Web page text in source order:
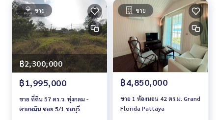
ขาย
฿2,300,000
฿1,995,000
ขาย ที่ดิน 57 ตร.ว. ทุ่งกลม -
ตาลหมัน ซอย 5/1 ชลบุรี
ขาย
฿4,850,000
ขาย 1 ห้องนอน 42 ตร.ม. Grand
Florida Pattaya